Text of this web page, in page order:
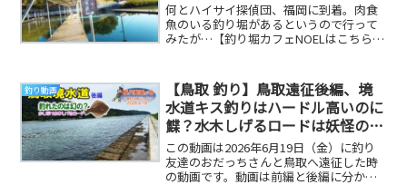
何とハイサイ探偵団、福岡に到着。肉食
魚のいる釣り堀があるというので行って
みたが…【釣り堀カフェNOELはこちら
釣り動画
【鳥取 釣り】鳥取遠征後編、境
水道キス釣りはハードル高いのに
鰈？水木しげるロードは妖怪の
町！
この動画は2026年6月19日（金）に釣り
友達のおだっちさんと鳥取へ遠征した時
の動画です。動画は前編と後編に分かれ